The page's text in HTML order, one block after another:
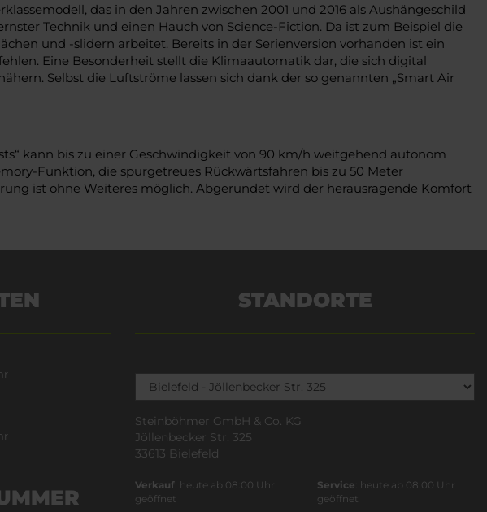
das in den Jahren zwischen 2001 und 2016 als Aushängeschild
Technik und einen Hauch von Science-Fiction. Da ist zum Beispiel die
und -slidern arbeitet. Bereits in der Serienversion vorhanden ist ein
Eine Besonderheit stellt die Klimaautomatik dar, die sich digital
Selbst die Luftströme lassen sich dank der so genannten „Smart Air
kann bis zu einer Geschwindigkeit von 90 km/h weitgehend autonom
Funktion, die spurgetreues Rückwärtsfahren bis zu 50 Meter
ist ohne Weiteres möglich. Abgerundet wird der herausragende Komfort
STANDORTE
Steinböhmer GmbH & Co. KG
Jöllenbecker Str. 325
33613 Bielefeld
Verkauf: heute ab 08:00 Uhr
geöffnet
Service: heute ab 08:00 Uhr
geöffnet